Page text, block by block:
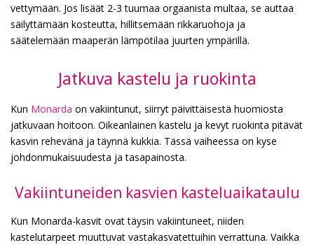
vettymään. Jos lisäät 2-3 tuumaa orgaanista multaa, se auttaa
säilyttämään kosteutta, hillitsemään rikkaruohoja ja
säätelemään maaperän lämpötilaa juurten ympärillä.
Jatkuva kastelu ja ruokinta
Kun Monarda on vakiintunut, siirryt päivittäisestä huomiosta
jatkuvaan hoitoon. Oikeanlainen kastelu ja kevyt ruokinta pitävät
kasvin rehevänä ja täynnä kukkia. Tässä vaiheessa on kyse
johdonmukaisuudesta ja tasapainosta.
Vakiintuneiden kasvien kasteluaikataulu
Kun Monarda-kasvit ovat täysin vakiintuneet, niiden
kastelutarpeet muuttuvat vastakasvatettuihin verrattuna. Vaikka